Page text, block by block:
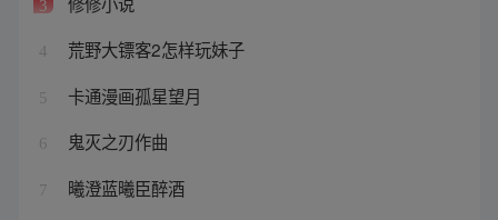
3
4 荒野大镖客2怎样玩妹子
5 卡通漫画孤星望月
6 鬼灭之刃作曲
7 曦澄蓝曦臣醉酒